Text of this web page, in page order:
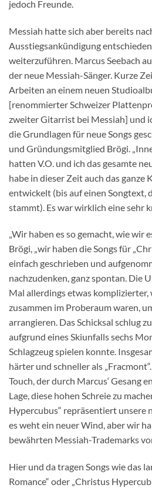
jedoch Freunde.
Messiah hatte sich aber bereits
Ausstiegsankündigung
weiterzuführen. Marcus Seebach
der neue Messiah-Sänger. Kurze
Arbeiten an einem neuen
[renommierter Schweizer
zweiter Gitarrist bei Messiah] und
die Grundlagen für neue Songs
und Gründungsmitglied Brögi.
hatten V.O. und ich das gesamte
habe in dieser Zeit auch das ganze
entwickelt (bis auf einen Songtext,
stammt). Es war wirklich eine sehr
„Wir haben es so gemacht, wie wir
Brögi, „wir haben die Songs für
einfach geschrieben und
nachzudenken, ganz spontan. Die
Mal allerdings etwas
zusammen im Proberaum waren,
arrangieren. Das Schicksal schlug
aufgrund eines Skiunfalls sechs
Schlagzeug spielen konnte.
härter und schneller als
Touch, der durch Marcus‘ Gesang
Lage, diese hohen Schreie zu
Hypercubus“ repräsentiert unsere
es weht ein neuer Wind, aber wir
bewährten Messiah-Trademarks
Hier und da tragen Songs wie das
Romance“ oder „Christus